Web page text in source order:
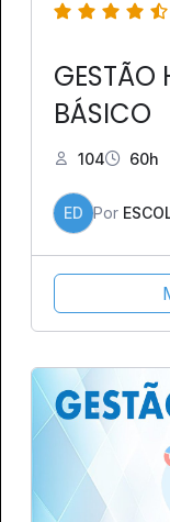
GESTÃO
BÁSICO
104 60h
ED Por